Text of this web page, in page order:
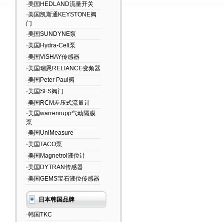
·美国HEDLAND流量开关
·美国凯斯通KEYSTONE阀
门
·美国SUNDYNE泵
·美国Hydra-Cell泵
·美国VISHAY传感器
·美国瑞恩RELIANCE变频器
·美国Peter Paul阀
·美国SFS阀门
·美国RCM差压式流量计
·美国warrenrupp气动隔膜
泵
·美国UniMeasure
·美国TACO泵
·美国Magnetrol液位计
·美国DYTRAN传感器
·美国GEMS宝石液位传感器
日本韩国品牌
·韩国TKC